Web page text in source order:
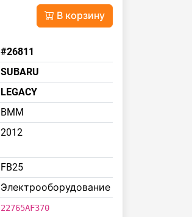
В корзину
#26811
SUBARU
LEGACY
BMM
2012
FB25
Электрооборудование
22765AF370